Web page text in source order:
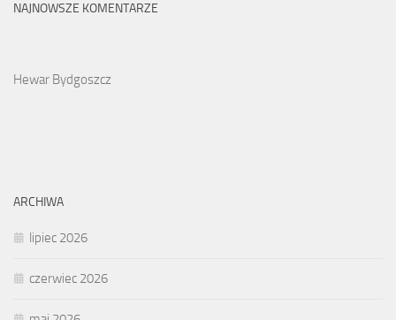
NAJNOWSZE KOMENTARZE
Hewar Bydgoszcz
ARCHIWA
lipiec 2026
czerwiec 2026